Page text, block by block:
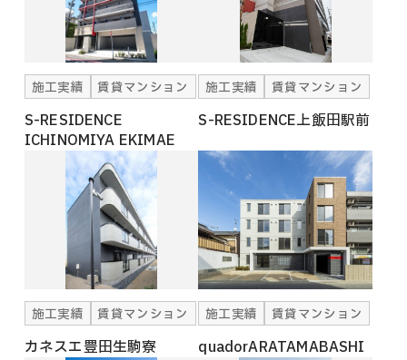
施工実績 賃貸マンション
S-RESIDENCE
ICHINOMIYA EKIMAE
施工実績 賃貸マンション
S-RESIDENCE上飯田駅前
施工実績 賃貸マンション
カネスエ豊田生駒寮
施工実績 賃貸マンション
quadorARATAMABASHI